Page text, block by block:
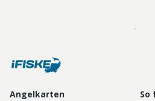
Angelkarten So